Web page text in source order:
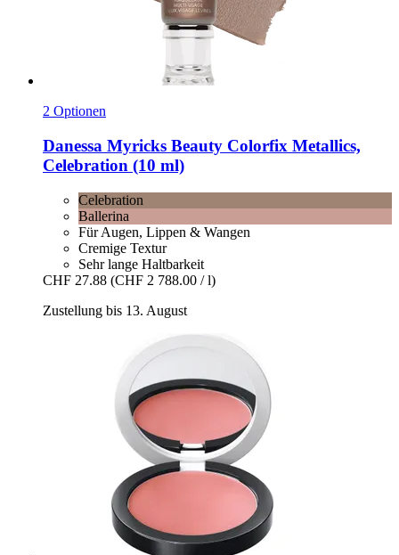
2 Optionen
Danessa Myricks Beauty Colorfix Metallics,
Celebration (10 ml)
Celebration
Ballerina
Für Augen, Lippen & Wangen
Cremige Textur
Sehr lange Haltbarkeit
CHF 27.88 (CHF 2 788.00 / l)
Zustellung bis 13. August